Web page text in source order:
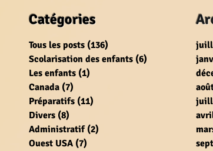
Tous les posts (136)
Scolarisation des enfants (6)
Les enfants (1)
Canada (7)
Préparatifs (11)
Divers (8)
Administratif (2)
Ouest USA (7)
Catégories